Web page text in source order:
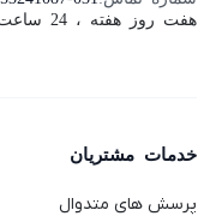
مدل
Genio 2
هفت روز هفته ، 24 ساعت شبانه‌روز پاسخگوی شما هستیم.
خدمات مشتریان
پرسش های متدوال